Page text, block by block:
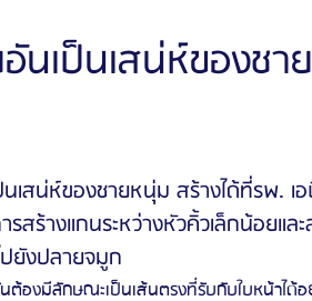
รมนานะ โรงพยาบาลศัลยกรรมรูบี
ดไขมันเหนียง
นเป็นเสน่ห์ของช
สน่ห์ของชายหนุ่ม สร้างได้ที่รพ. เ
างแกนระหว่างหัวคิ้วเล็กน้อยและ
ยังปลายจมูก
องมีลักษณะเป็นเส้นตรงที่รับกับใบหน้าได้อ